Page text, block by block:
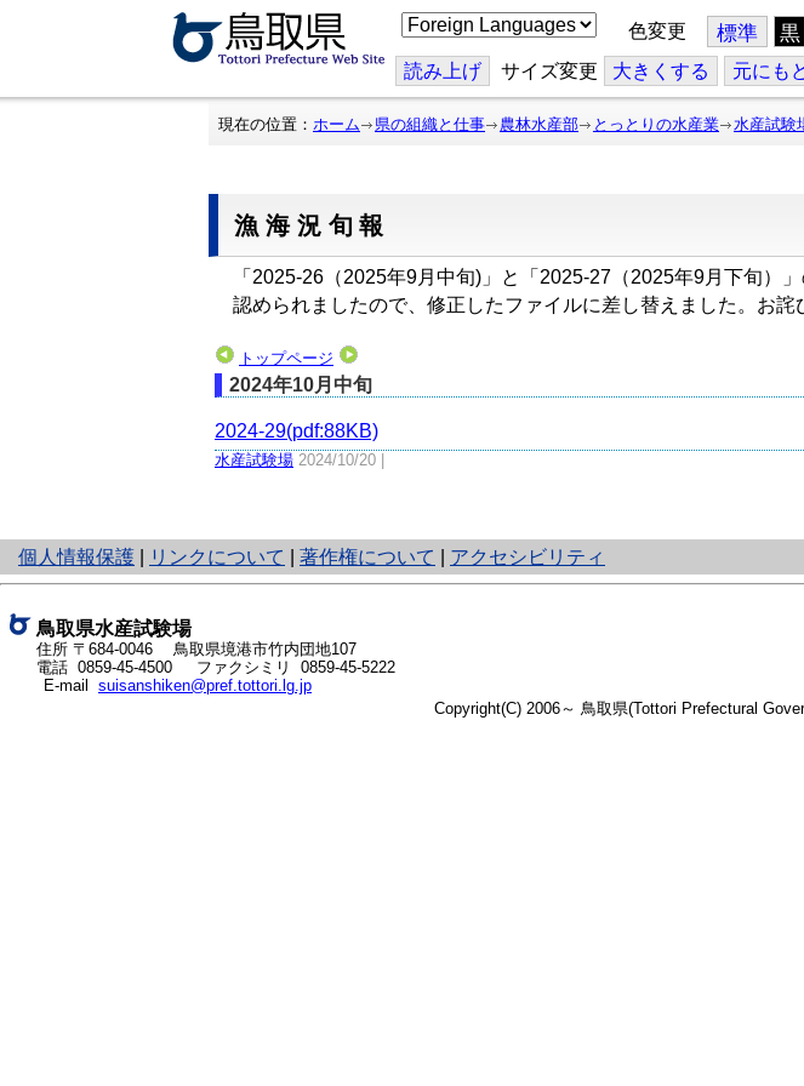
こ
の
ジ
を
翻
色変更 標準 黒
読み上げ サイズ変更 大きくする 元にも
現在の位置： ホーム 県の組織と仕事 農林水産部 とっとりの水産業 水産試験
漁海況旬報
「2025-26（2025年9月中旬)」と「2025-27（2025年9月下旬）
認められましたので、修正したファイルに差し替えました。お詫
トップページ
2024年10月中旬
2024-29(pdf:88KB)
水産試験場 2024/10/20 |
個人情報保護
と
り
ッ
ト
へ
の
リンクについて 著作権について アクセシビリティ
鳥取県水産試験場
住所 〒684-0046
鳥取県境港市竹内団地107
電話 0859-45-4500
ファクシミリ 0859-45-5222
E-mail suisanshiken@pref.tottori.lg.jp
Copyright(C) 2006～ 鳥取県(Tottori Prefectural